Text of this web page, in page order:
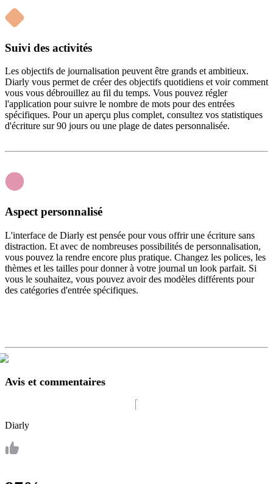
Suivi des activités
Les objectifs de journalisation peuvent être grands et ambitieux.
Diarly vous permet de créer des objectifs quotidiens et voir comment
vous vous débrouillez au fil du temps. Vous pouvez régler
l'application pour suivre le nombre de mots pour des entrées
spécifiques. Pour un aperçu plus complet, consultez vos statistiques
d'écriture sur 90 jours ou une plage de dates personnalisée.
Aspect personnalisé
L'interface de Diarly est pensée pour vous offrir une écriture sans
distraction. Et avec de nombreuses possibilités de personnalisation,
vous pouvez la rendre encore plus pratique. Changez les polices, les
thèmes et les tailles pour donner à votre journal un look parfait. Si
vous le souhaitez, vous pouvez avoir des modèles différents pour
des catégories d'entrée spécifiques.
Avis et commentaires
Diarly